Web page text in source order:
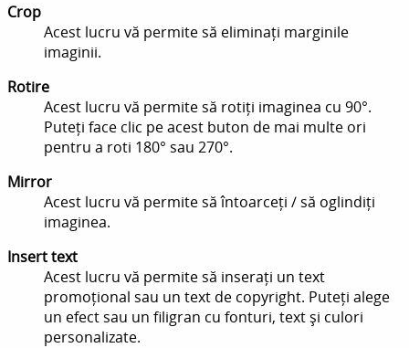
Crop
Acest lucru vă permite să eliminați marginile
imaginii.
Rotire
Acest lucru vă permite să rotiți imaginea cu 90°.
Puteți face clic pe acest buton de mai multe ori
pentru a roti 180° sau 270°.
Mirror
Acest lucru vă permite să întoarceți / să oglindiți
imaginea.
Insert text
Acest lucru vă permite să inserați un text
promoțional sau un text de copyright. Puteți alege
un efect sau un filigran cu fonturi, text și culori
personalizate.